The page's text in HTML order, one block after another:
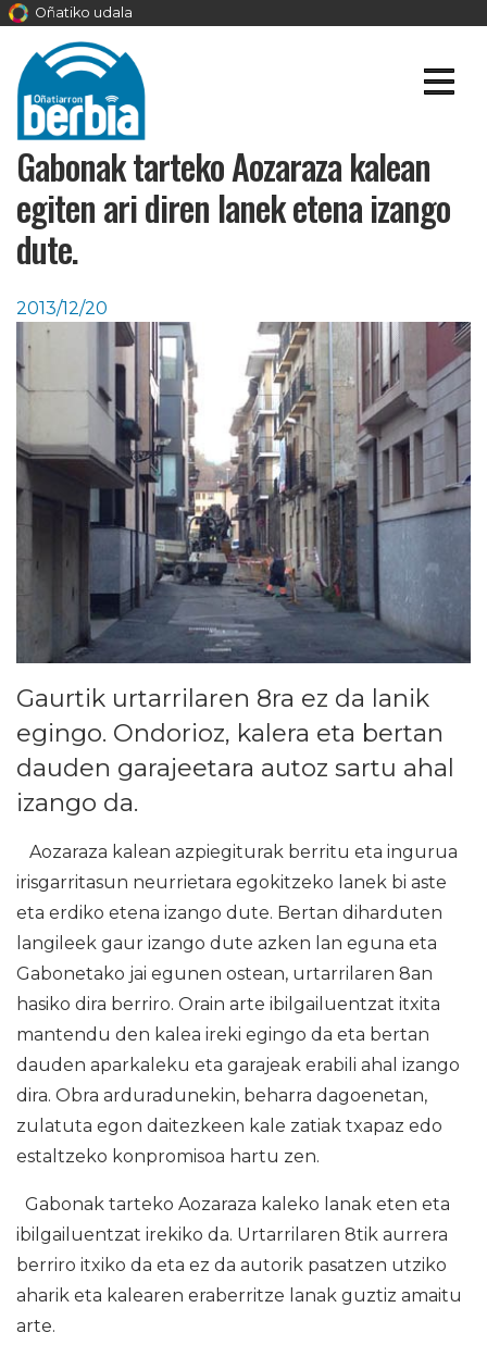
Oñatiko udala
Gabonak tarteko Aozaraza kalean
egiten ari diren lanek etena izango
dute.
2013/12/20
Gaurtik urtarrilaren 8ra ez da lanik
egingo. Ondorioz, kalera eta bertan
dauden garajeetara autoz sartu ahal
izango da.
Aozaraza kalean azpiegiturak berritu eta ingurua
irisgarritasun neurrietara egokitzeko lanek bi aste
eta erdiko etena izango dute. Bertan diharduten
langileek gaur izango dute azken lan eguna eta
Gabonetako jai egunen ostean, urtarrilaren 8an
hasiko dira berriro. Orain arte ibilgailuentzat itxita
mantendu den kalea ireki egingo da eta bertan
dauden aparkaleku eta garajeak erabili ahal izango
dira. Obra arduradunekin, beharra dagoenetan,
zulatuta egon daitezkeen kale zatiak txapaz edo
estaltzeko konpromisoa hartu zen.
Gabonak tarteko Aozaraza kaleko lanak eten eta
ibilgailuentzat irekiko da. Urtarrilaren 8tik aurrera
berriro itxiko da eta ez da autorik pasatzen utziko
aharik eta kalearen eraberritze lanak guztiz amaitu
arte.